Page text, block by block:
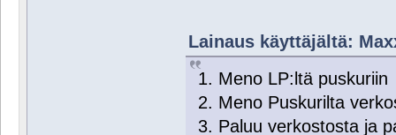
Lainaus käyttäjältä:
1. Meno LP:ltä puskuriin
2. Meno Puskurilta
3. Paluu verkostosta ja